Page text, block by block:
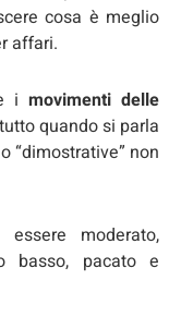
cosa è meglio
affari.
i movimenti delle
quando si parla
“dimostrative” non
moderato,
basso, pacato e